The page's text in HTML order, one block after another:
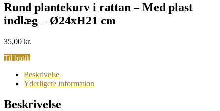
Rund plantekurv i rattan – Med plast
indlæg – Ø24xH21 cm
35,00 kr.
Til butik
Beskrivelse
Yderligere information
Beskrivelse